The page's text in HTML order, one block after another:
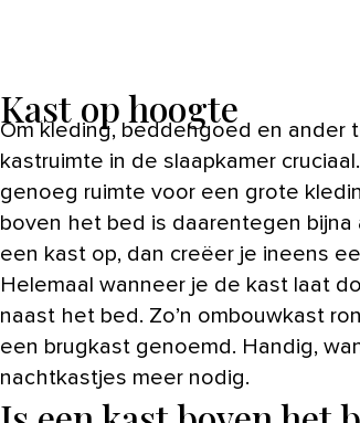
Kast op hoogte
Om kleding, beddengoed en ander textiel op te bergen is
kastruimte in de slaapkamer
genoeg ruimte voor een grote
boven het bed is daarentegen
een kast op, dan creëer je ineens
Helemaal wanneer je de kast laat
naast het bed. Zo’n ombouwkast
een brugkast genoemd. Handig,
nachtkastjes meer nodig.